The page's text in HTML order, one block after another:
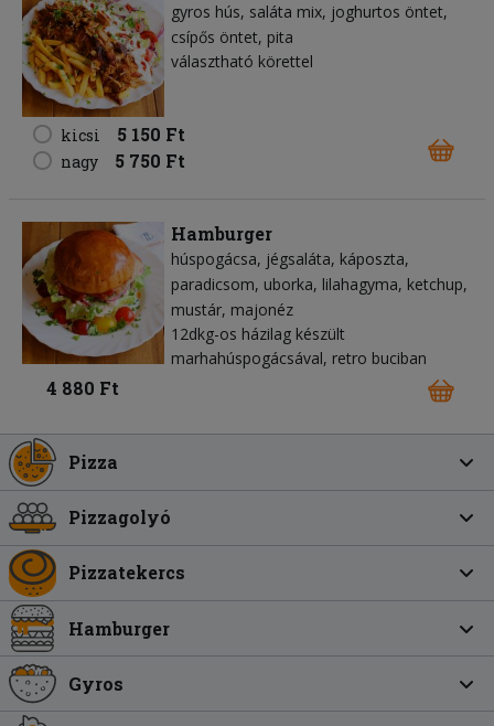
gyros hús saláta mix joghurtos öntet
csípős öntet pita
választható körettel
kicsi 5 150 Ft
nagy 5 750 Ft
Hamburger
húspogácsa jégsaláta káposzta
paradicsom uborka lilahagyma ketchup
mustár majonéz
12dkg-os házilag készült
marhahúspogácsával, retro buciban
4 880 Ft
Pizza
Pizzagolyó
Pizzatekercs
Hamburger
Gyros